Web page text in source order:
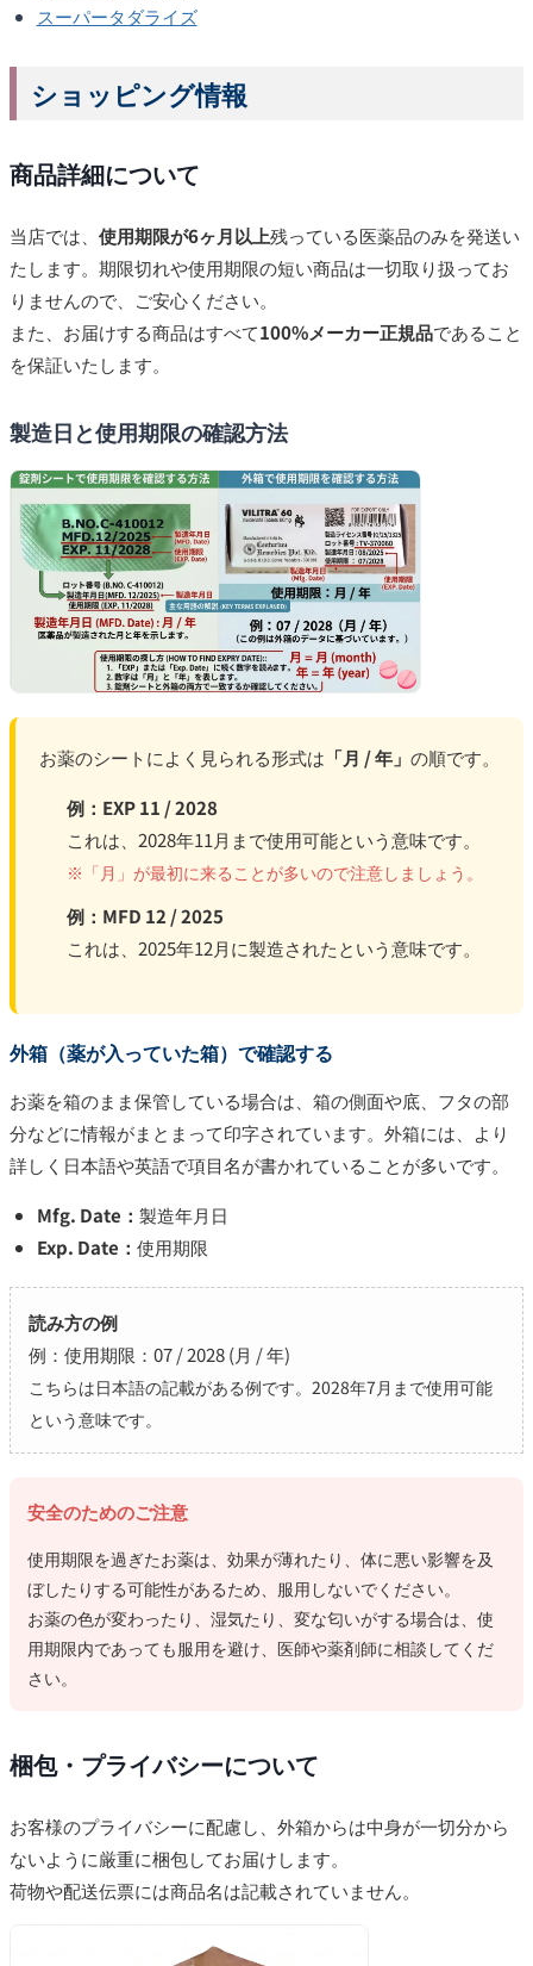
スーパータダライズ
ショッピング情報
商品詳細について
当店では、 使用期限が6ヶ月以上残っている医薬品のみを発送い
たします。期限切れや使用期限の短い商品は一切取り扱ってお
りませんので、ご安心ください。
また、お届けする商品はすべて100%メーカー正規品であること
を保証いたします。
製造日と使用期限の確認方法
お薬のシートによく見られる形式は 「月 / 年」 の順です。
例：EXP 11 / 2028
これは、2028年11月まで使用可能という意味です。
※「月」が最初に来ることが多いので注意しましょう。
例：MFD 12 / 2025
これは、2025年12月に製造されたという意味です。
外箱（薬が入っていた箱）で確認する
お薬を箱のまま保管している場合は、箱の側面や底、フタの部
分などに情報がまとまって印字されています。外箱には、より
詳しく日本語や英語で項目名が書かれていることが多いです。
Mfg. Date： 製造年月日
Exp. Date： 使用期限
読み方の例
例：使用期限：07 / 2028 (月 / 年)
こちらは日本語の記載がある例です。2028年7月まで使用可能
という意味です。
安全のためのご注意
使用期限を過ぎたお薬は、効果が薄れたり、体に悪い影響を及
ぼしたりする可能性があるため、服用しないでください。
お薬の色が変わったり、湿気たり、変な匂いがする場合は、使
用期限内であっても服用を避け、医師や薬剤師に相談してくだ
さい。
梱包・プライバシーについて
お客様のプライバシーに配慮し、外箱からは中身が一切分から
ないように厳重に梱包してお届けします。
荷物や配送伝票には商品名は記載されていません。